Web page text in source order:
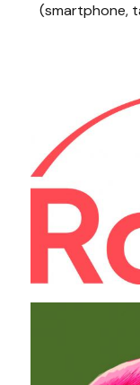
(smartphone,